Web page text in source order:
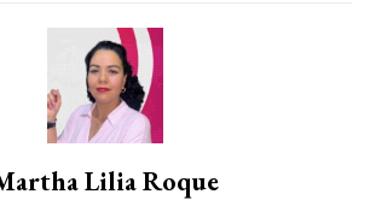
Lilia Roque